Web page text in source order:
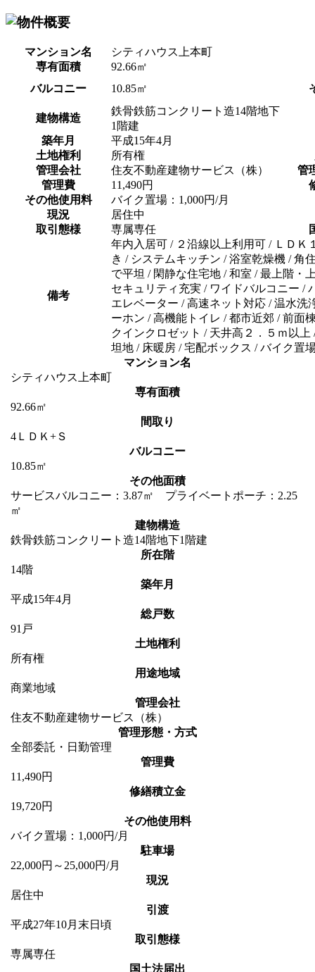
マンション名
シティハウス上本町
専有面積
92.66㎡
バルコニー
10.85㎡
建物構造
鉄骨鉄筋コンクリート造14階地下
1階建
築年月
平成15年4月
土地権利
所有権
管理会社
住友不動産建物サービス（株）
管
管理費
11,490円
その他使用料
バイク置場：1,000円/月
現況
居住中
取引態様
専属専任
備考
年内入居可 / ２沿線以上利用可 / ＬＤＫ
き / システムキッチン / 浴室乾燥機 / 角
で平坦 / 閑静な住宅地 / 和室 / 最上階・
セキュリティ充実 / ワイドバルコニー /
エレベーター / 高速ネット対応 / 温水洗
ーホン / 高機能トイレ / 都市近郊 / 前面
クインクロゼット / 天井高２．５ｍ以
坦地 / 床暖房 / 宅配ボックス / バイク置
マンション名
シティハウス上本町
専有面積
92.66㎡
間取り
4ＬＤＫ+Ｓ
バルコニー
10.85㎡
その他面積
サービスバルコニー：3.87㎡ プライベートポーチ：2.25
㎡
建物構造
鉄骨鉄筋コンクリート造14階地下1階建
所在階
14階
築年月
平成15年4月
総戸数
91戸
土地権利
所有権
用途地域
商業地域
管理会社
住友不動産建物サービス（株）
管理形態・方式
全部委託・日勤管理
管理費
11,490円
修繕積立金
19,720円
その他使用料
バイク置場：1,000円/月
駐車場
22,000円～25,000円/月
現況
居住中
引渡
平成27年10月末日頃
取引態様
専属専任
国土法届出